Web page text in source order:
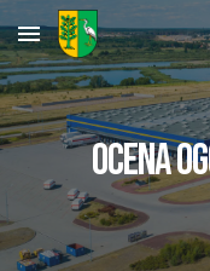
Skip to main content
ocena